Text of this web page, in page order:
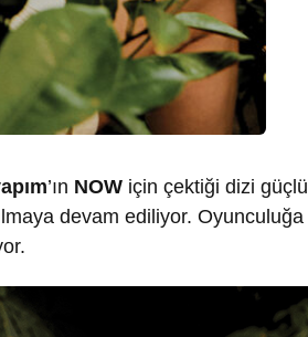
’ın NOW için çektiği dizi güçlü
devam ediliyor. Oyunculuğa